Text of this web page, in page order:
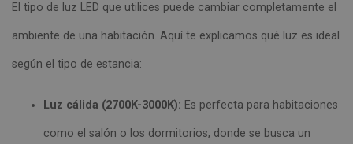
El tipo de luz LED que utilices puede cambiar completamente el
ambiente de una habitación. Aquí te explicamos qué luz es ideal
según el tipo de estancia:
Luz cálida (2700K-3000K): Es perfecta para habitaciones
como el salón o los dormitorios, donde se busca un